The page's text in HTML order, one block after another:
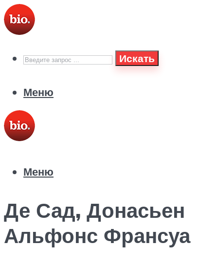
Искать
Меню
Меню
Де Сад, Донасьен
Альфонс Франсуа